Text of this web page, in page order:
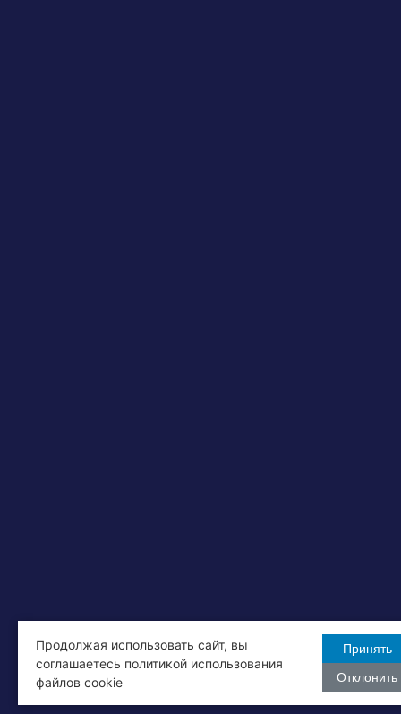
Продолжая использовать сайт, вы
соглашаетесь политикой использования
файлов cookie
Принять
Отклонить